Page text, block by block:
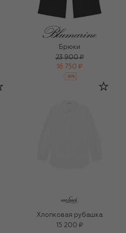
Брюки
23 900 ₽
16 750 ₽
-30%
Хлопковая рубашка
15 200 ₽